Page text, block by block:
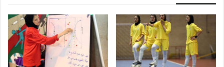
جنجال جدید در سوپرلیگ فوتسال
2022-12-11